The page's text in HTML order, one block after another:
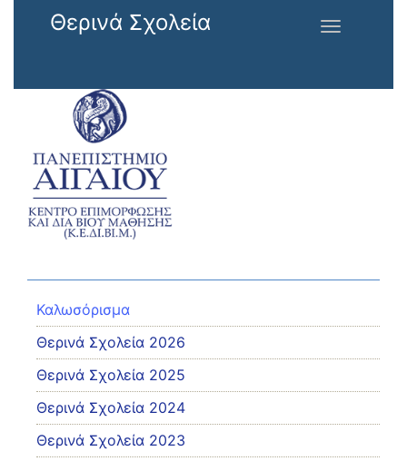
Παράκαμψη προς το κυρίως περιεχόμενο
Θερινά Σχολεία
Toggle
Καλωσόρισμα
Θερινά Σχολεία 2026
Θερινά Σχολεία 2025
Θερινά Σχολεία 2024
Θερινά Σχολεία 2023